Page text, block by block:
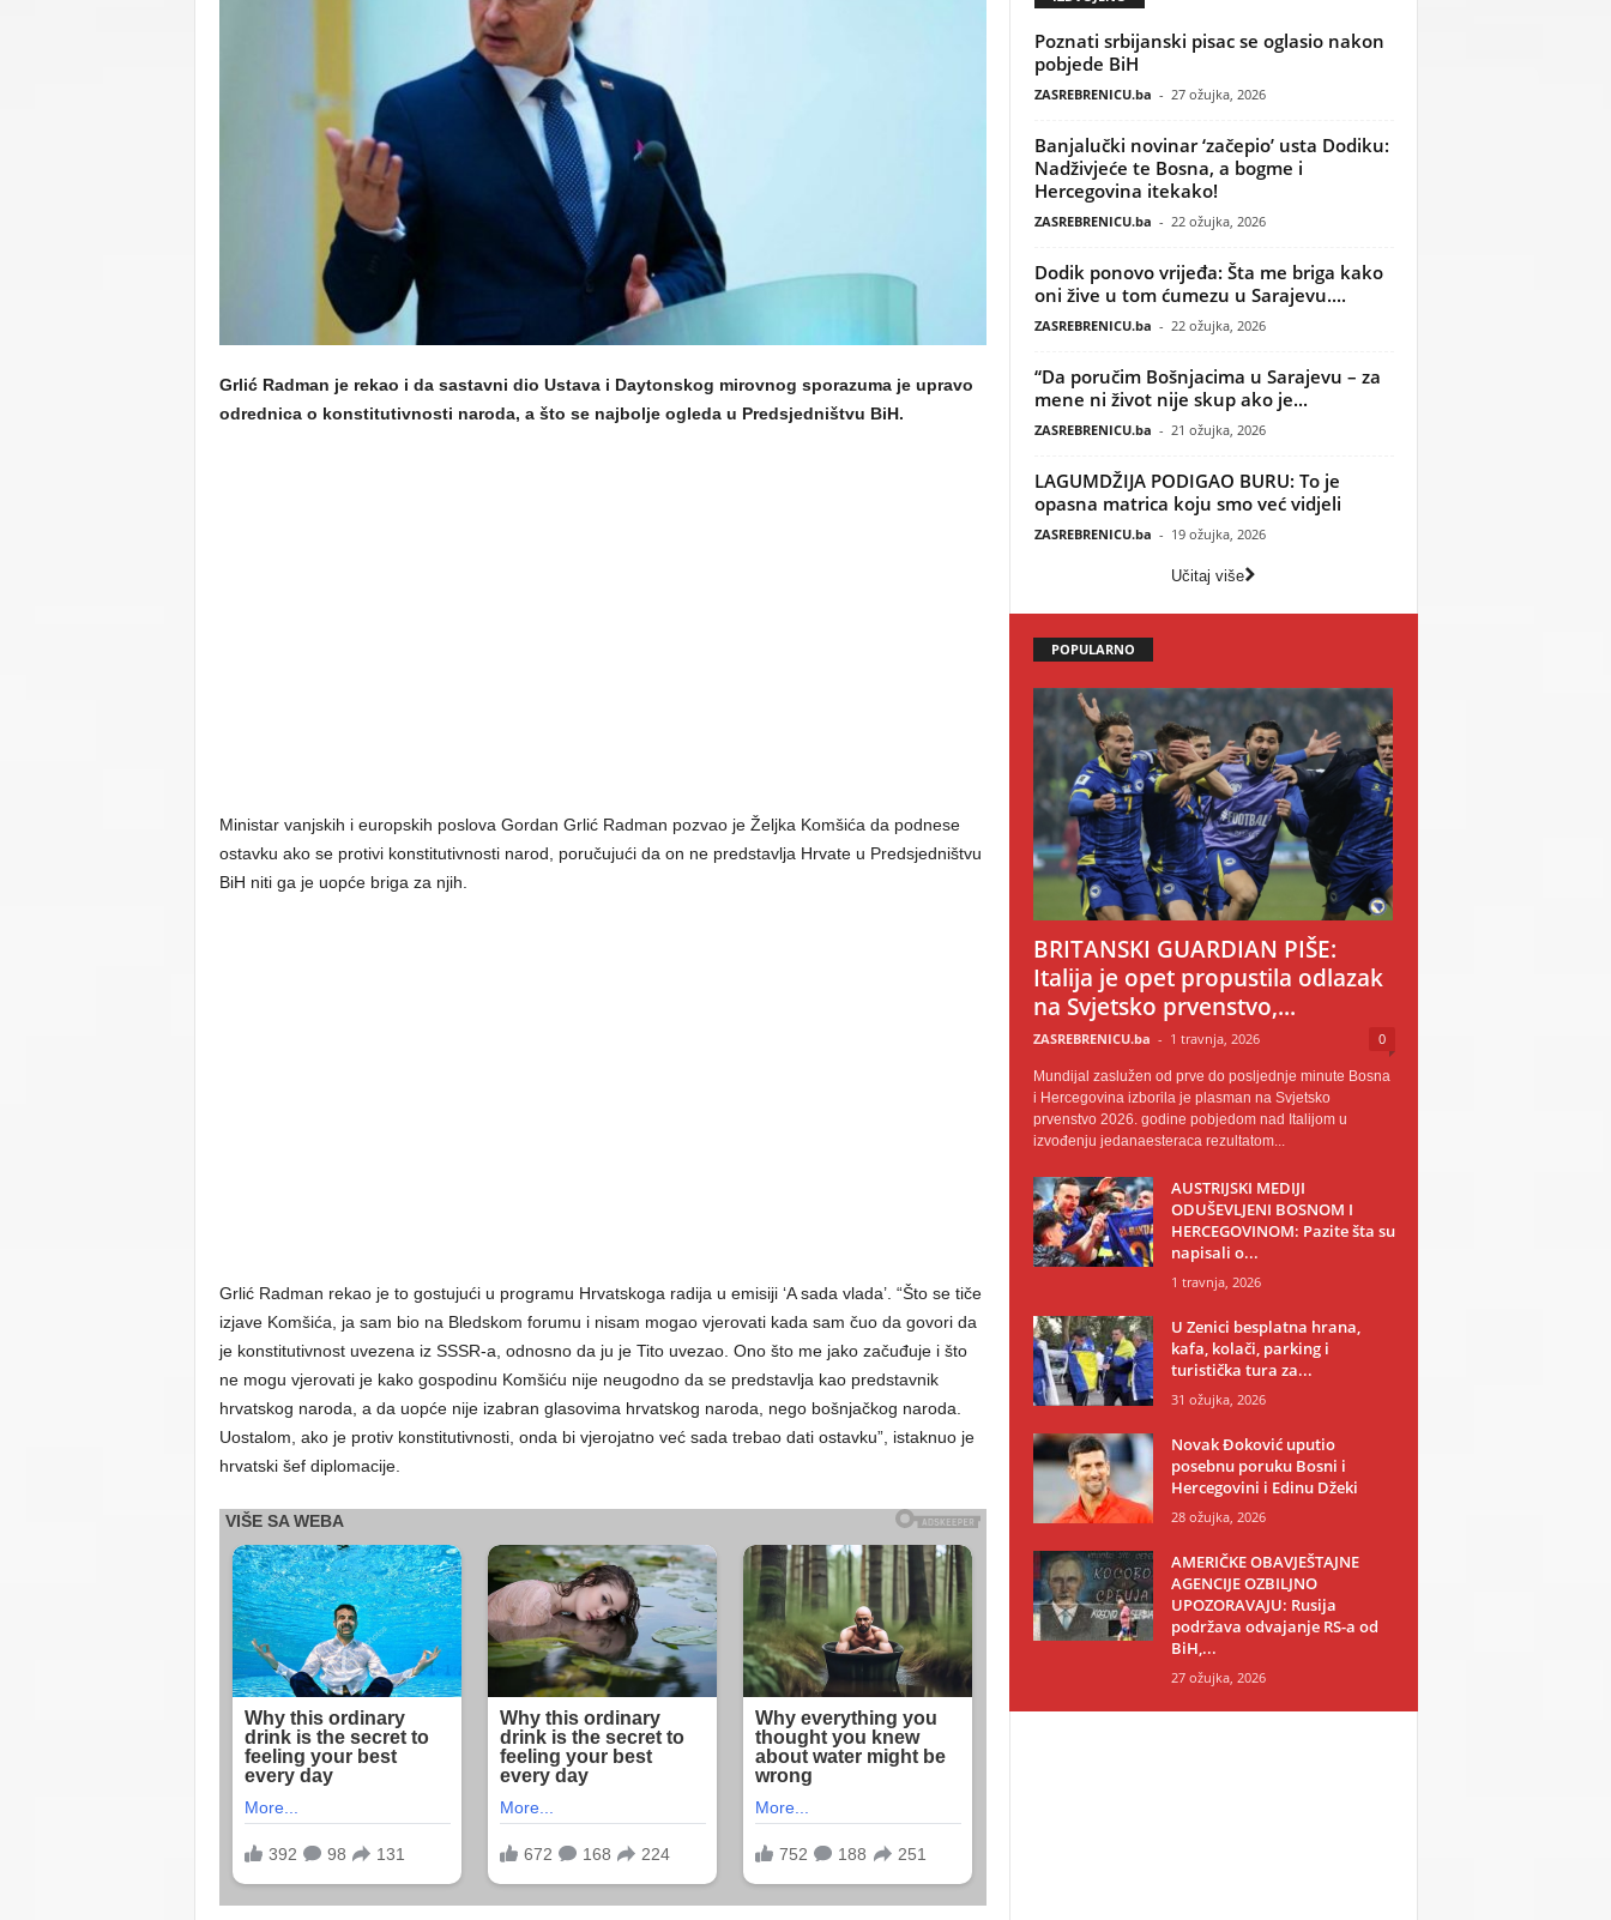
Grlić Radman je rekao i da sastavni dio Ustava i Daytonskog mirovnog sporazuma je upravo
odrednica o konstitutivnosti naroda, a što se najbolje ogleda u Predsjedništvu BiH.
Ministar vanjskih i europskih poslova Gordan Grlić Radman pozvao je Željka Komšića da podnese
ostavku ako se protivi konstitutivnosti narod, poručujući da on ne predstavlja Hrvate u Predsjedništvu
BiH niti ga je uopće briga za njih.
Grlić Radman rekao je to gostujući u programu Hrvatskoga radija u emisiji ‘A sada vlada’. “Što se tiče
izjave Komšića, ja sam bio na Bledskom forumu i nisam mogao vjerovati kada sam čuo da govori da
je konstitutivnost uvezena iz SSSR-a, odnosno da ju je Tito uvezao. Ono što me jako začuđuje i što
ne mogu vjerovati je kako gospodinu Komšiću nije neugodno da se predstavlja kao predstavnik
hrvatskog naroda, a da uopće nije izabran glasovima hrvatskog naroda, nego bošnjačkog naroda.
Uostalom, ako je protiv konstitutivnosti, onda bi vjerojatno već sada trebao dati ostavku”, istaknuo je
hrvatski šef diplomacije.
Poznati srbijanski pisac se oglasio nakon
pobjede BiH
ZASREBRENICU.ba - 27 ožujka, 2026
Banjalučki novinar ‘začepio’ usta Dodiku:
Nadživjeće te Bosna, a bogme i
Hercegovina itekako!
ZASREBRENICU.ba - 22 ožujka, 2026
Dodik ponovo vrijeđa: Šta me briga kako
oni žive u tom ćumezu u Sarajevu....
ZASREBRENICU.ba - 22 ožujka, 2026
“Da poručim Bošnjacima u Sarajevu – za
mene ni život nije skup ako je...
ZASREBRENICU.ba - 21 ožujka, 2026
LAGUMDŽIJA PODIGAO BURU: To je
opasna matrica koju smo već vidjeli
ZASREBRENICU.ba - 19 ožujka, 2026
Učitaj više
POPULARNO
BRITANSKI GUARDIAN PIŠE:
Italija je opet propustila odlazak
na Svjetsko prvenstvo,...
ZASREBRENICU.ba - 1 travnja, 2026 0
Mundijal zaslužen od prve do posljednje minute Bosna
i Hercegovina izborila je plasman na Svjetsko
prvenstvo 2026. godine pobjedom nad Italijom u
izvođenju jedanaesteraca rezultatom...
AUSTRIJSKI MEDIJI
ODUŠEVLJENI BOSNOM I
HERCEGOVINOM: Pazite šta su
napisali o...
1 travnja, 2026
U Zenici besplatna hrana,
kafa, kolači, parking i
turistička tura za...
31 ožujka, 2026
Novak Đoković uputio
posebnu poruku Bosni i
Hercegovini i Edinu Džeki
28 ožujka, 2026
AMERIČKE OBAVJEŠTAJNE
AGENCIJE OZBILJNO
UPOZORAVAJU: Rusija
podržava odvajanje RS-a od
BiH,...
27 ožujka, 2026